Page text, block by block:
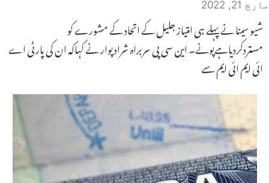
مارچ 21, 2022
شیو سینا نے پہلے ہی امتیاز جلیل کے اتحاد کے مشورے کو
مستردکردیاہےپونے۔ این سی پی سربراہ شراد پوار نے کہاکہ ان کی پارٹی اے
ائی ایم ائی ایم سے